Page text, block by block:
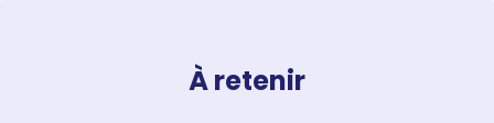
À retenir